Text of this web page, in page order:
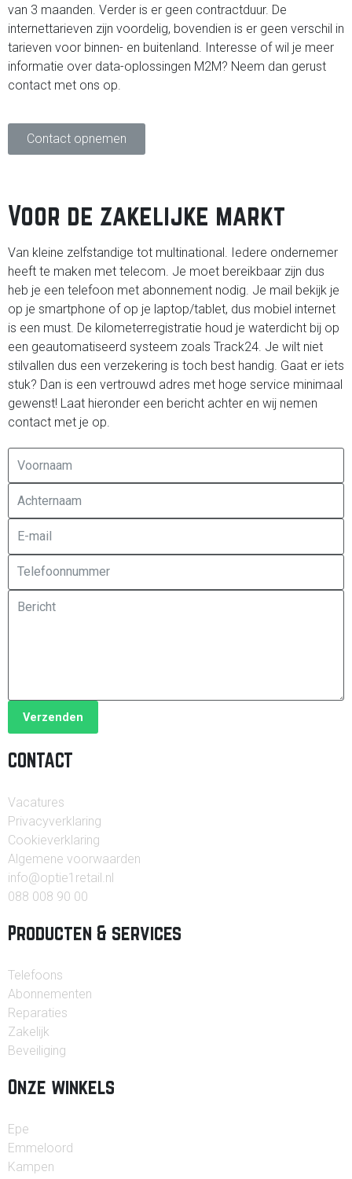
van 3 maanden. Verder is er geen contractduur. De
internettarieven zijn voordelig, bovendien is er geen verschil in
tarieven voor binnen- en buitenland. Interesse of wil je meer
informatie over data-oplossingen M2M? Neem dan gerust
contact met ons op.
Contact opnemen
Voor de zakelijke markt
Van kleine zelfstandige tot multinational. Iedere ondernemer
heeft te maken met telecom. Je moet bereikbaar zijn dus
heb je een telefoon met abonnement nodig. Je mail bekijk je
op je smartphone of op je laptop/tablet, dus mobiel internet
is een must. De kilometerregistratie houd je waterdicht bij op
een geautomatiseerd systeem zoals Track24. Je wilt niet
stilvallen dus een verzekering is toch best handig. Gaat er iets
stuk? Dan is een vertrouwd adres met hoge service minimaal
gewenst! Laat hieronder een bericht achter en wij nemen
contact met je op.
Verzenden
CONTACT
Vacatures
Privacyverklaring
Cookieverklaring
Algemene voorwaarden
info@optie1retail.nl
088 008 90 00
Producten & services
Telefoons
Abonnementen
Reparaties
Zakelijk
Beveiliging
Onze winkels
Epe
Emmeloord
Kampen